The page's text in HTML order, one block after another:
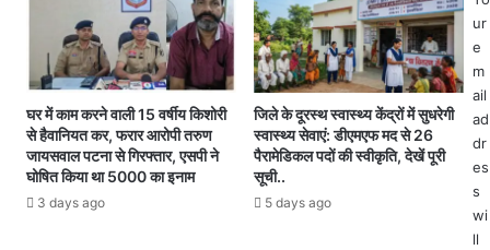
लि
वि
ध
का
घर में काम करने वाली 15 वर्षीय किशोरी
से हैवानियत कर, फरार आरोपी तरुण
जायसवाल पटना से गिरफ्तार, एसपी ने
घोषित किया था 5000 का इनाम
3 days ago
जिले के दूरस्थ स्वास्थ्य केंद्रों में सुधरेगी
स्वास्थ्य सेवाएं: डीएमएफ मद से 26
पैरामेडिकल पदों की स्वीकृति, देखें पूरी
सूची..
5 days ago
ur
e
m
ail
ad
dr
es
s
wi
ll